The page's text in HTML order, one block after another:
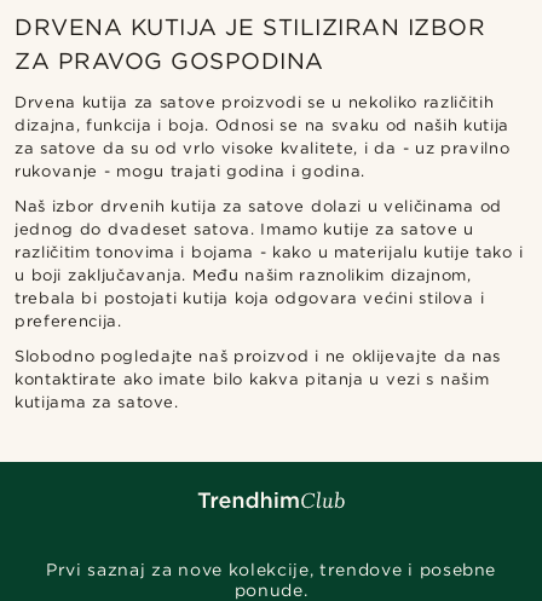
DRVENA KUTIJA JE STILIZIRAN IZBOR
ZA PRAVOG GOSPODINA
Drvena kutija za satove proizvodi se u nekoliko različitih
dizajna, funkcija i boja. Odnosi se na svaku od naših kutija
za satove da su od vrlo visoke kvalitete, i da - uz pravilno
rukovanje - mogu trajati godina i godina.
Naš izbor drvenih kutija za satove dolazi u veličinama od
jednog do dvadeset satova. Imamo kutije za satove u
različitim tonovima i bojama - kako u materijalu kutije tako i
u boji zaključavanja. Među našim raznolikim dizajnom,
trebala bi postojati kutija koja odgovara većini stilova i
preferencija.
Slobodno pogledajte naš proizvod i ne oklijevajte da nas
kontaktirate ako imate bilo kakva pitanja u vezi s našim
kutijama za satove.
Prvi saznaj za nove kolekcije, trendove i posebne
ponude.